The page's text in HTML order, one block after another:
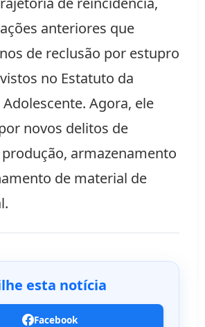
anteriores que
de reclusão por estupro
no Estatuto da
Agora, ele
novos delitos de
armazenamento
de material de
esta notícia
Facebook